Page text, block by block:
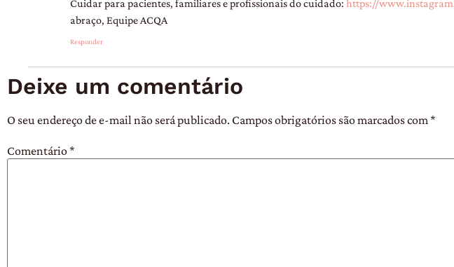
abraço, Equipe ACQA
Responder
Deixe um comentário
O seu endereço de e-mail não será publicado. Campos obrigatórios são marcados com *
Comentário*